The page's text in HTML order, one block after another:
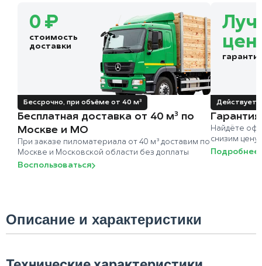
0 ₽
стоимость
доставки
Бессрочно, при объёме от 40 м³
Бесплатная доставка от 40 м³ по
Москве и МО
При заказе пиломатериала от 40 м³ доставим по
Москве и Московской области без доплаты
Воспользоваться
Действует
Найдёте
снизим
Подробнее
Описание и характеристики